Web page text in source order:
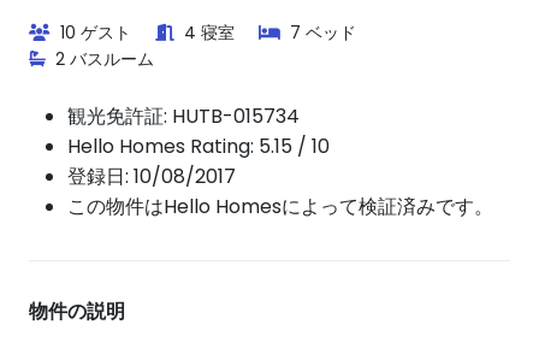
10 ゲスト 4 寝室
7 ベッド
2 バスルーム
観光免許証: HUTB-015734
Hello Homes Rating: 5.15 / 10
登録日: 10/08/2017
この物件はHello Homesによって検証済みです。
物件の説明